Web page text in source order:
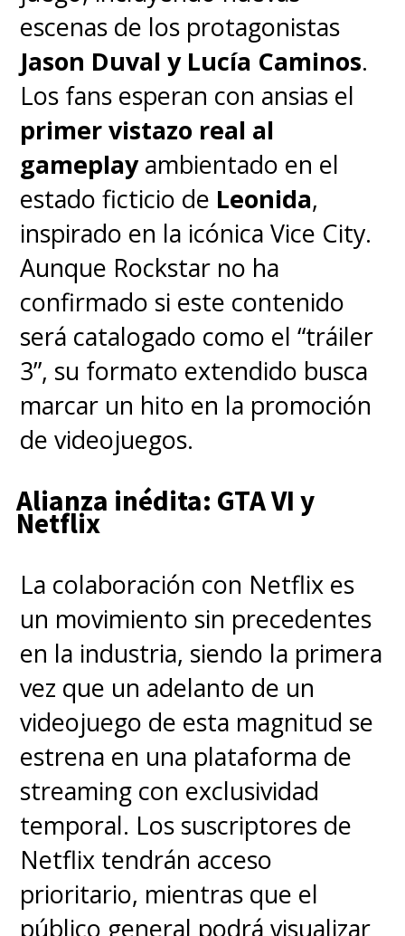
escenas de los protagonistas
Jason Duval y Lucía Caminos.
Los fans esperan con ansias el
primer vistazo real al
gameplayambientado en el
estado ficticio de Leonida,
inspirado en la icónica Vice City.
Aunque Rockstar no ha
confirmado si este contenido
será catalogado como el “tráiler
3”, su formato extendido busca
marcar un hito en la promoción
de videojuegos.
Alianza inédita: GTA VI y
Netflix
La colaboración con Netflix es
un movimiento sin precedentes
en la industria, siendo la primera
vez que un adelanto de un
videojuego de esta magnitud se
estrena en una plataforma de
streaming con exclusividad
temporal. Los suscriptores de
Netflix tendrán acceso
prioritario, mientras que el
público general podrá visualizar